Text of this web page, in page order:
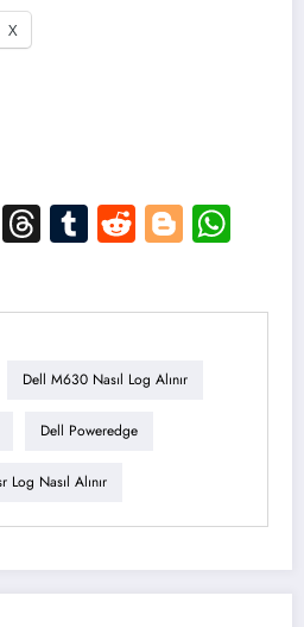
X
Pinterest
Threads
Tumblr
Reddit
Dell M630 Nasıl Log Alınır
Dell Poweredge
Log Nasıl Alınır